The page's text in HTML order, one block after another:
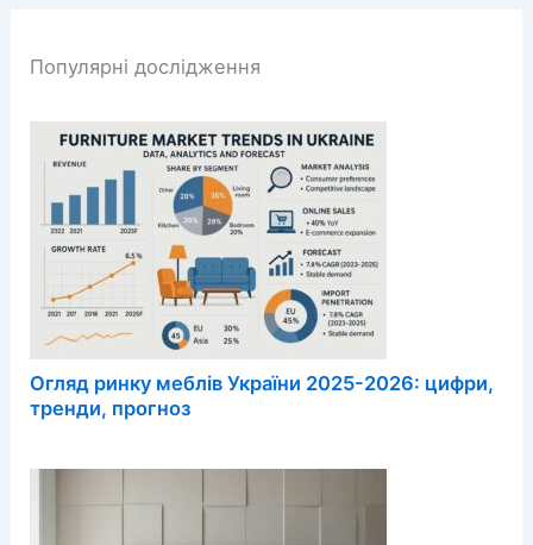
Популярні дослідження
Огляд ринку меблів України 2025-2026: цифри,
тренди, прогноз